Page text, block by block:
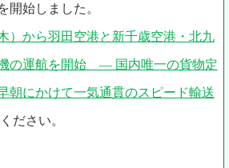
開始しました。
）から羽田空港と新千歳空港・北九
の運航を開始 ― 国内唯一の貨物定
朝にかけて一気通貫のスピード輸送
ださい。